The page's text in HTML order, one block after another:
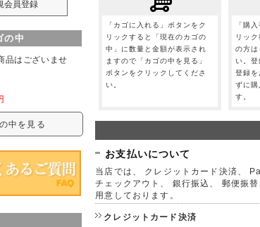
「カゴに入れる」ボタンをク
リックすると「現在のカゴの
中」に数量と金額が表示され
ますので「カゴの中を見る」
ボタンをクリックしてくださ
い。
「購
リッ
の方は
い。登
登録を
ずに購
す。
お支払いについて
当店では、 クレジットカード決済、
チェックアウト、 銀行振込、 郵便振
用意しております。
クレジットカード決済
の中
品はございませ
中を見る